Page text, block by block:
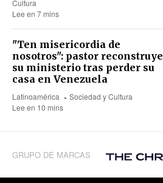
Cultura
Lee en 7 mins
"Ten misericordia de
nosotros": pastor reconstruye
su ministerio tras perder su
casa en Venezuela
Latinoamérica
Sociedad y Cultura
Lee en 10 mins
GRUPO DE MARCAS